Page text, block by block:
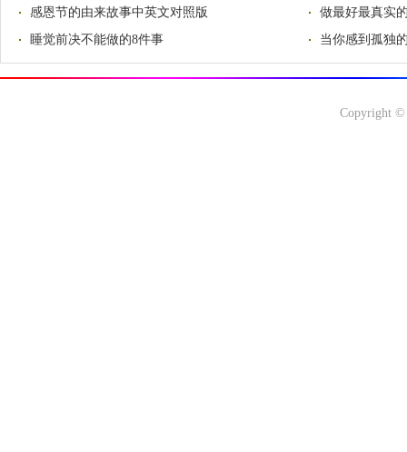
感恩节的由来故事中英文对照版
做最好最真实
睡觉前决不能做的8件事
当你感到孤独
Copyright ©